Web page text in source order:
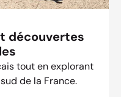
découvertes
tout en explorant
de la France.